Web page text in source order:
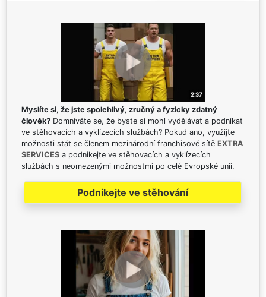
Myslíte si, že jste spolehlivý, zručný a fyzicky zdatný
člověk? Domníváte se, že byste si mohl vydělávat a podnikat
ve stěhovacích a vyklízecích službách? Pokud ano, využijte
možnosti stát se členem mezinárodní franchisové sítě EXTRA
SERVICES a podnikejte ve stěhovacích a vyklízecích
službách s neomezenými možnostmi po celé Evropské unii.
Podnikejte ve stěhování